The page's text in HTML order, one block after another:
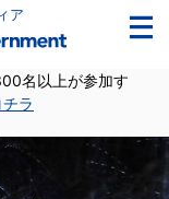
ア
名以上が参加す
チラ